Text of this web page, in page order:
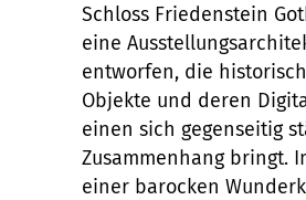
Schloss Friedenstein
eine
entworfen, die
Objekte und deren
einen sich gegenseitig
Zusammenhang bringt.
einer barocken